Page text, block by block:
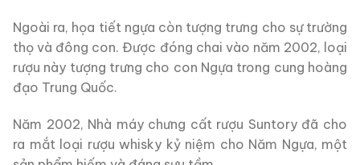
Ngoài ra, họa tiết ngựa còn tượng trưng cho sự trường
thọ và đông con. Được đóng chai vào năm 2002, loại
rượu này tượng trưng cho con Ngựa trong cung hoàng
đạo Trung Quốc.
Năm 2002, Nhà máy chưng cất rượu Suntory đã cho
ra mắt loại rượu whisky kỷ niệm cho Năm Ngựa, một